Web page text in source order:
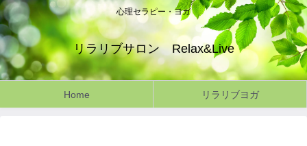
心理セラピー・ヨガ
リラリブサロン Relax&Live
Home リラリブヨガ